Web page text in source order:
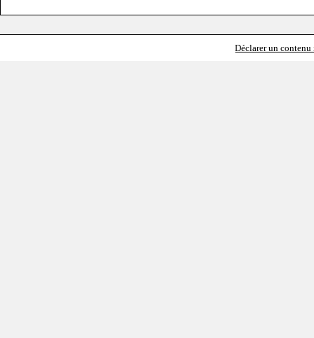
Déclarer un